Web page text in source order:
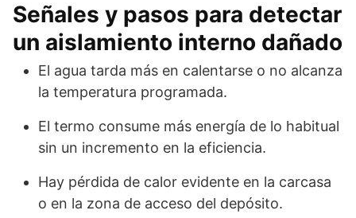
Señales y pasos para detectar
un aislamiento interno dañado
El agua tarda más en calentarse o no alcanza
la temperatura programada.
El termo consume más energía de lo habitual
sin un incremento en la eficiencia.
Hay pérdida de calor evidente en la carcasa
o en la zona de acceso del depósito.